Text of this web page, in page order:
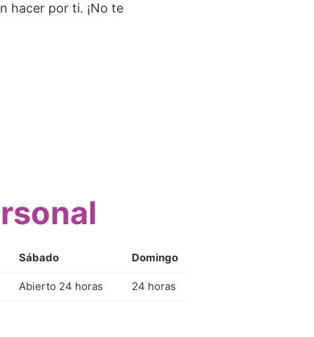
hacer por ti. ¡No te
Sábado Domingo
Abierto 24 horas 24 horas